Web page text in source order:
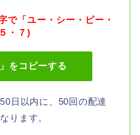
で「ユー・シー・ピー・
・７)
をコピーする
日以内に、50回の配達
ります。